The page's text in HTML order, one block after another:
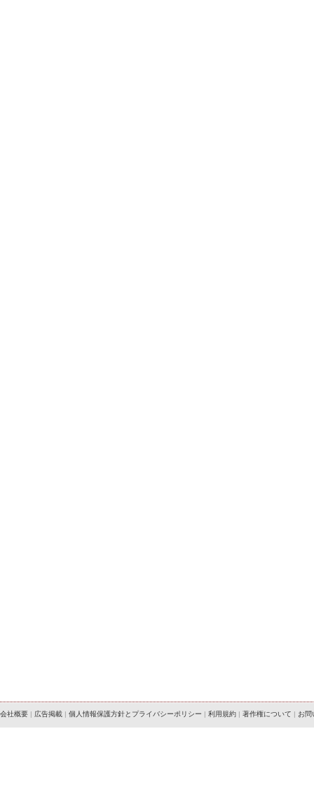
会社概要 | 広告掲載 | 個人情報保護方針とプライバシーポリシー | 利用規約 | 著作権について | お問